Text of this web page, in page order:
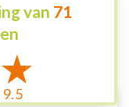
van 71
9.5